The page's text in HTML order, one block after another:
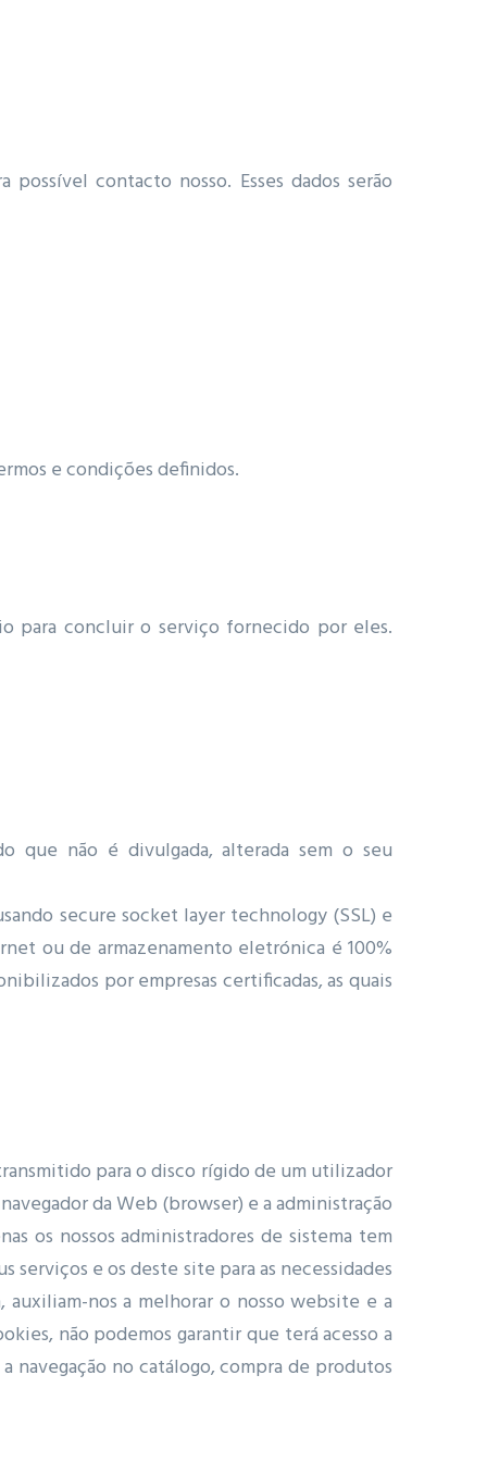
contacto nosso. Esses dados serão
e condições definidos.
para concluir o serviço fornecido por eles.
que não é divulgada, alterada sem o seu
secure socket layer technology (SSL) e
ou de armazenamento eletrónica é 100%
por empresas certificadas, as quais
para o disco rígido de um utilizador
da Web (browser) e a administração
os nossos administradores de sistema tem
serviços e os deste site para as necessidades
auxiliam-nos a melhorar o nosso website e a
não podemos garantir que terá acesso a
navegação no catálogo, compra de produtos